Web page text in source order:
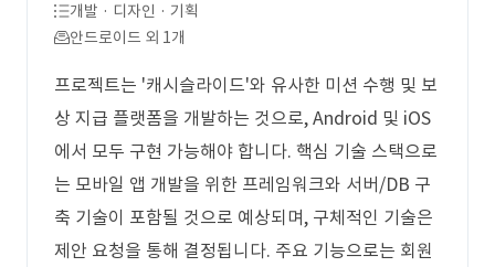
개발 · 디자인 · 기획
안드로이드 외 1개
프로젝트는 '캐시슬라이드'와 유사한 미션 수행 및 보
상 지급 플랫폼을 개발하는 것으로, Android 및 iOS
에서 모두 구현 가능해야 합니다. 핵심 기술 스택으로
는 모바일 앱 개발을 위한 프레임워크와 서버/DB 구
축 기술이 포함될 것으로 예상되며, 구체적인 기술은
제안 요청을 통해 결정됩니다. 주요 기능으로는 회원